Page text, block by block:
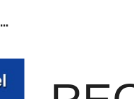
Skip to main content
Registro Civil cita previa | Información y acceso a trámites